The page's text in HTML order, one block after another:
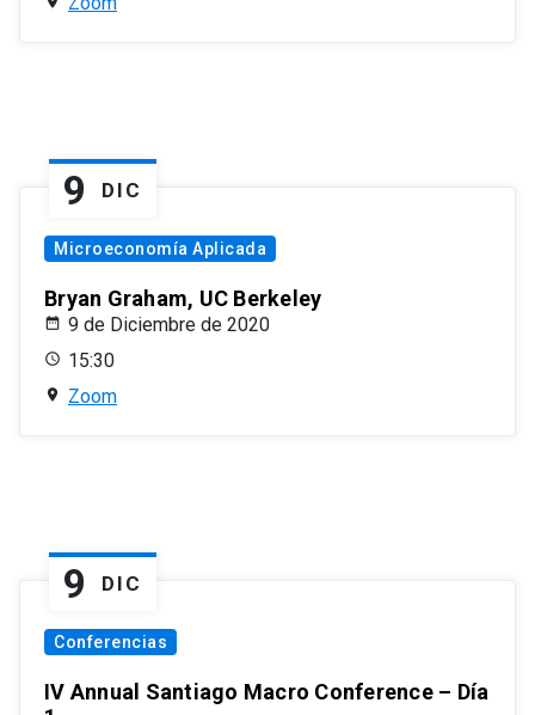
9 DIC
Microeconomía Aplicada
Bryan Graham, UC Berkeley
9 de Diciembre de 2020
15:30
Zoom
9 DIC
Conferencias
IV Annual Santiago Macro Conference – Día